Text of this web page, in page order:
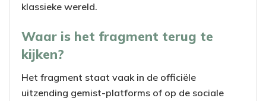
klassieke wereld.
Waar is het fragment terug te
kijken?
Het fragment staat vaak in de officiële
uitzending gemist-platforms of op de sociale